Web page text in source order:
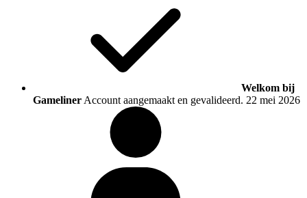
Welkom bij
Gameliner Account aangemaakt en gevalideerd. 22 mei 2026